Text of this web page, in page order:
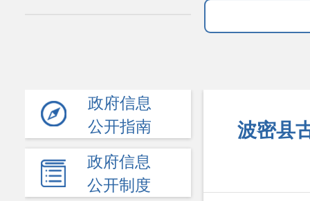
政府信息
公开指南
政府信息
公开制度
波密县